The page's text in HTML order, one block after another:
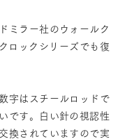
ミラー社のウォールク
ロックシリーズでも復
字はスチールロッドで
です。白い針の視認性
換されていますので実